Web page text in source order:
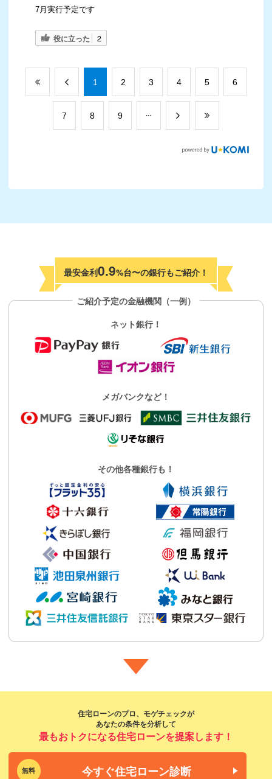
7月実行予定です
役に立った 2
​1 ​2 ​3 ​4 ​5 ​6
​7 ​8 ​9
最安金利0.9%台〜の銀行もご紹介！
ご紹介予定の金融機関（一例）
ネット銀行！
メガバンクなど！
その他各種銀行も！
住宅ローンのプロ、モゲチェックが
あなたの条件を分析して
最もおトクになる住宅ローンを提案します！
無料 今すぐ住宅ローン診断